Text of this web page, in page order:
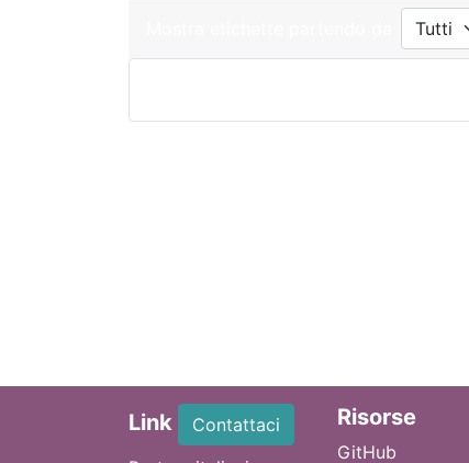
Link
Contattaci
Risorse
GitHub